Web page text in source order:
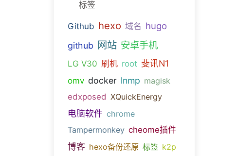
标签
Github hexo 域名 hugo
github 网站 安卓手机
LG V30 刷机 root 斐讯N1
omv docker lnmp magisk
edxposed XQuickEnergy
电脑软件 chrome
Tampermonkey cheome插件
博客 hexo备份还原 标签 k2p